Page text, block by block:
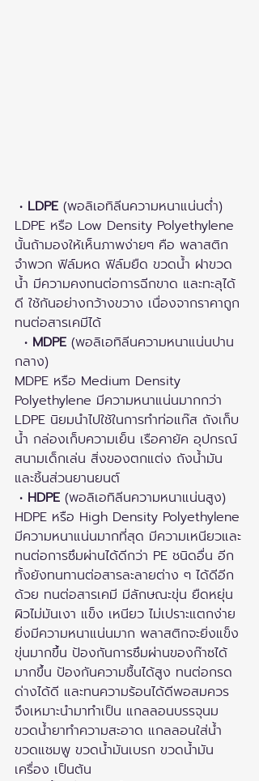
• LDPE (พอลิเอทิลีนความหนาแน่นต่ำ)
LDPE หรือ Low Density Polyethylene
นั้นถ้ามองให้เห็นภาพง่ายๆ คือ พลาสติก
จำพวก ฟิล์มหด ฟิล์มยืด ขวดน้ำ ฝาขวด
น้ำ มีความคงทนต่อการฉีกขาด และทะลุได้
ดี ใช้กันอย่างกว้างขวาง เนื่องจากราคาถูก
ทนต่อสารเคมีได้
  •
MDPE (พอลิเอทิลีนความหนาแน่นปาน
กลาง)
MDPE หรือ Medium Density
Polyethylene มีความหนาแน่นมากกว่า
LDPE นิยมนำไปใช้ในการทำท่อแก๊ส ถังเก็บ
น้ำ กล่องเก็บความเย็น เรือคายัค อุปกรณ์
สนามเด็กเล่น สิ่งของตกแต่ง ถังน้ำมัน
และชิ้นส่วนยานยนต์
• HDPE (พอลิเอทิลีนความหนาแน่นสูง)
HDPE หรือ High Density Polyethylene
มีความหนาแน่นมากที่สุด มีความเหนียวและ
ทนต่อการซึมผ่านได้ดีกว่า PE ชนิดอื่น อีก
ทั้งยังทนทานต่อสารละลายต่าง ๆ ได้ดีอีก
ด้วย ทนต่อสารเคมี มีลักษณะขุ่น ยืดหยุ่น
ผิวไม่มันเงา แข็ง เหนียว ไม่เปราะแตกง่าย
ยิ่งมีความหนาแน่นมาก พลาสติกจะยิ่งแข็ง
ขุ่นมากขึ้น ป้องกันการซึมผ่านของก๊าซได้
มากขึ้น ป้องกันความชื้นได้สูง ทนต่อกรด
ด่างได้ดี และทนความร้อนได้ดีพอสมควร
จึงเหมาะนำมาทำเป็น แกลลอนบรรจุนม
ขวดน้ำยาทำความสะอาด แกลลอนใส่น้ำ
ขวดแชมพู ขวดน้ำมันเบรก ขวดน้ำมัน
เครื่อง เป็นต้น